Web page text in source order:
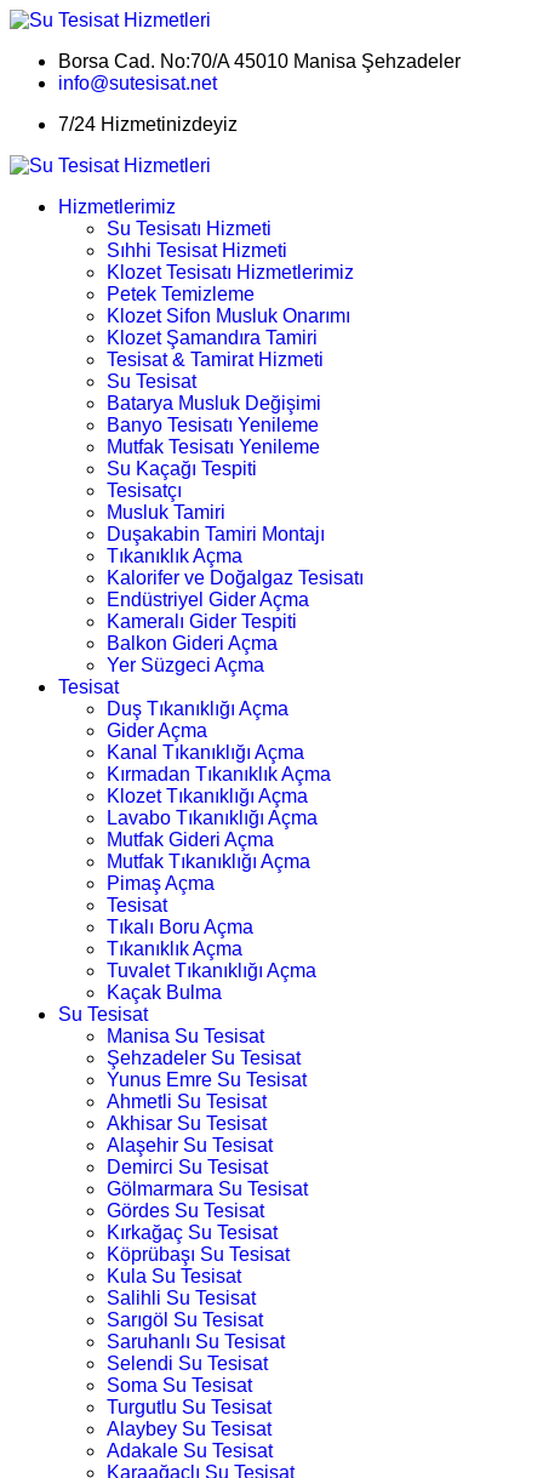
Borsa Cad. No:70/A 45010 Manisa Şehzadeler
info@sutesisat.net
7/24 Hizmetinizdeyiz
Hizmetlerimiz
Su Tesisatı Hizmeti
Sıhhi Tesisat Hizmeti
Klozet Tesisatı Hizmetlerimiz
Petek Temizleme
Klozet Sifon Musluk Onarımı
Klozet Şamandıra Tamiri
Tesisat & Tamirat Hizmeti
Su Tesisat
Batarya Musluk Değişimi
Banyo Tesisatı Yenileme
Mutfak Tesisatı Yenileme
Su Kaçağı Tespiti
Tesisatçı
Musluk Tamiri
Duşakabin Tamiri Montajı
Tıkanıklık Açma
Kalorifer ve Doğalgaz Tesisatı
Endüstriyel Gider Açma
Kameralı Gider Tespiti
Balkon Gideri Açma
Yer Süzgeci Açma
Tesisat
Duş Tıkanıklığı Açma
Gider Açma
Kanal Tıkanıklığı Açma
Kırmadan Tıkanıklık Açma
Klozet Tıkanıklığı Açma
Lavabo Tıkanıklığı Açma
Mutfak Gideri Açma
Mutfak Tıkanıklığı Açma
Pimaş Açma
Tesisat
Tıkalı Boru Açma
Tıkanıklık Açma
Tuvalet Tıkanıklığı Açma
Kaçak Bulma
Su Tesisat
Manisa Su Tesisat
Şehzadeler Su Tesisat
Yunus Emre Su Tesisat
Ahmetli Su Tesisat
Akhisar Su Tesisat
Alaşehir Su Tesisat
Demirci Su Tesisat
Gölmarmara Su Tesisat
Gördes Su Tesisat
Kırkağaç Su Tesisat
Köprübaşı Su Tesisat
Kula Su Tesisat
Salihli Su Tesisat
Sarıgöl Su Tesisat
Saruhanlı Su Tesisat
Selendi Su Tesisat
Soma Su Tesisat
Turgutlu Su Tesisat
Alaybey Su Tesisat
Adakale Su Tesisat
Karaağaçlı Su Tesisat